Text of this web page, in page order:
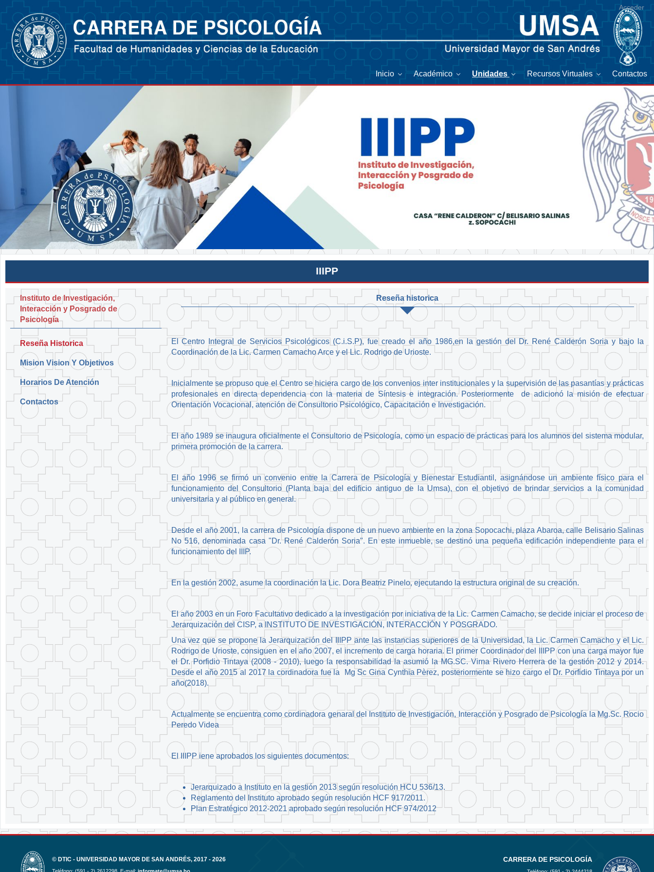
Acceder
Inicio Académico Unidades Recursos Virtuales Contactos
IIIPP
Instituto de Investigación,
Interacción y Posgrado de
Psicología
Reseña Historica
Mision Vision Y Objetivos
Horarios De Atención
Contactos
Reseña historica
El Centro Integral de Servicios Psicológicos (C.i.S.P), fue creado el año 1986,en la gestión del Dr. René Calderón Soria y bajo la
Coordinación de la Lic. Carmen Camacho Arce y el Lic. Rodrigo de Urioste.
Inicialmente se propuso que el Centro se hiciera cargo de los convenios inter institucionales y la supervisión de las pasantías y prácticas
profesionales en directa dependencia con la materia de Síntesis e integración. Posteriormente de adicionó la misión de efectuar
Orientación Vocacional, atención de Consultorio Psicológico, Capacitación e Investigación.
El año 1989 se inaugura oficialmente el Consultorio de Psicología, como un espacio de prácticas para los alumnos del sistema modular,
primera promoción de la carrera.
El año 1996 se firmó un convenio entre la Carrera de Psicología y Bienestar Estudiantil, asignándose un ambiente físico para el
funcionamiento del Consultorio (Planta baja del edificio antiguo de la Umsa), con el objetivo de brindar servicios a la comunidad
universitaria y al público en general.
Desde el año 2001, la carrera de Psicología dispone de un nuevo ambiente en la zona Sopocachi, plaza Abaroa, calle Belisario Salinas
No 516, denominada casa "Dr. René Calderón Soria". En este inmueble, se destinó una pequeña edificación independiente para el
funcionamiento del IIIP.
En la gestión 2002, asume la coordinación la Lic. Dora Beatriz Pinelo, ejecutando la estructura original de su creación.
El año 2003 en un Foro Facultativo dedicado a la investigación por iniciativa de la Lic. Carmen Camacho, se decide iniciar el proceso de
Jerarquización del CISP, a INSTITUTO DE INVESTIGACIÓN, INTERACCIÓN Y POSGRADO.
Una vez que se propone la Jerarquización del IIIPP ante las instancias superiores de la Universidad, la Lic. Carmen Camacho y el Lic.
Rodrigo de Urioste, consiguen en el año 2007, el incremento de carga horaria. El primer Coordinador del IIIPP con una carga mayor fue
el Dr. Porfidio Tintaya (2008 - 2010), luego la responsabilidad la asumió la MG.SC. Virna Rivero Herrera de la gestión 2012 y 2014.
Desde el año 2015 al 2017 la cordinadora fue la Mg Sc Gina Cynthia Pèrez, posteriormente se hizo cargo el Dr. Porfidio Tintaya por un
año(2018).
Actualmente se encuentra como cordinadora genaral del Instituto de Investigación, Interacción y Posgrado de Psicología la Mg.Sc. Rocio
Peredo Videa
El IIIPP iene aprobados los siguientes documentos:
Jerarquizado a Instituto en la gestión 2013 según resolución HCU 536/13.
Reglamento del Instituto aprobado según resolución HCF 917/2011.
Plan Estratégico 2012-2021 aprobado según resolución HCF 974/2012
© DTIC - UNIVERSIDAD MAYOR DE SAN ANDRÉS, 2017 - 2026
Teléfono: (591 - 2) 2612298. E-mail: informate@umsa.bo
CARRERA DE PSICOLOGÍA